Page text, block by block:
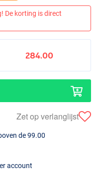
De korting is direct
284.00
Zet op verlanglijst
de 99.00
account